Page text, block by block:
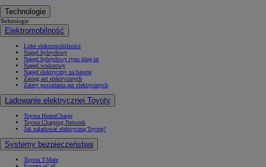
Technologie
Technologie
Elektromobilność
Lider elektromobilności
Napęd hybrydowy
Napęd hybrydowy typu plug-in
Napęd wodorowy
Napęd elektryczny na baterię
Zasięg aut elektrycznych
Zalety posiadania aut elektrycznych
Ładowanie elektrycznej Toyoty
Toyota HomeCharge
Toyota Charging Network
Jak naładować elektryczną Toyotę?
Systemy bezpieczeństwa
Toyota T-Mate